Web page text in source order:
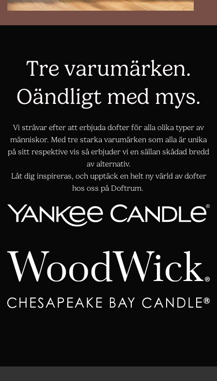
Tre varumärken.
Oändligt med mys.
Vi strävar efter att erbjuda dofter för alla olika typer av
människor. Med tre starka varumärken som alla är unika
på sitt respektive vis så erbjuder vi en sällan skådad bredd
av alternativ.
Låt dig inspireras, och upptäck en helt ny värld av dofter
hos oss på Doftrum.